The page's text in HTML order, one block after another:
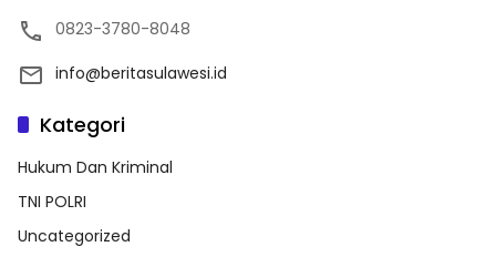
0823-3780-8048
info@beritasulawesi.id
Kategori
Hukum Dan Kriminal
TNI POLRI
Uncategorized